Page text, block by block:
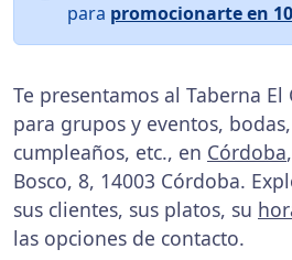
para promocionarte en
Te presentamos al Taberna
para grupos y eventos,
cumpleaños, etc., en Córdoba
Bosco, 8, 14003 Córdoba.
sus clientes, sus platos, su
las opciones de contacto.